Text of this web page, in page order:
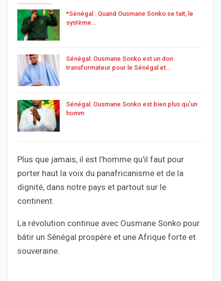
*Sénégal : Quand Ousmane Sonko se tait, le
système…
Sénégal: Ousmane Sonko est un don
transformateur pour le Sénégal et…
Sénégal: Ousmane Sonko est bien plus qu’un
homm
Plus que jamais, il est l’homme qu’il faut pour
porter haut la voix du panafricanisme et de la
dignité, dans notre pays et partout sur le
continent.
La révolution continue avec Ousmane Sonko pour
bâtir un Sénégal prospère et une Afrique forte et
souveraine.